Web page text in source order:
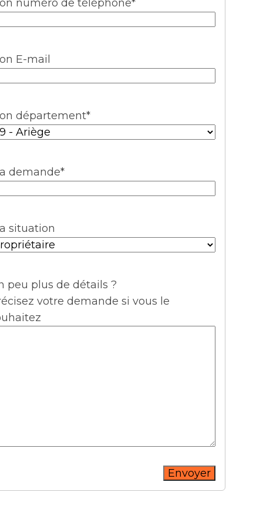
numéro de téléphone*
E-mail
département*
demande*
situation
peu plus de détails ?
votre demande si vous le
Envoyer